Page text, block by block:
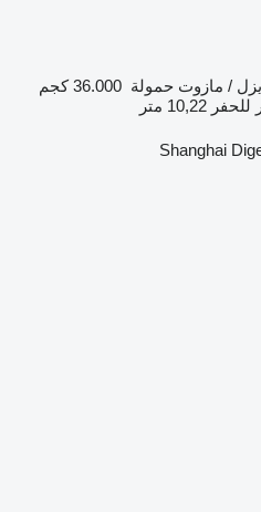
/ مازوت حمولة 36.000 كجم
10,22 متر
Shanghai